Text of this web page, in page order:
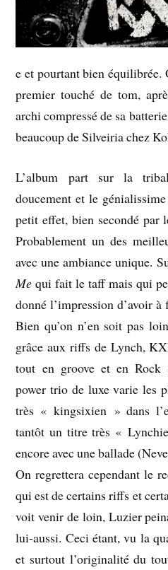
e et pourtant bien
premier touché de tom,
archi compressé de sa
beaucoup de Silveiria chez
L’album part sur la
doucement et le
petit effet, bien secondé par
Probablement un des
avec une ambiance unique.
Me qui fait le taff mais qui
donné l’impression d’avoir
Bien qu’on n’en soit pas
grâce aux riffs de Lynch,
tout en groove et en Rock
power trio de luxe varie les
très « kingsixien » dans
tantôt un titre très «
encore avec une ballade
On regrettera cependant le
qui est de certains riffs et
voit venir de loin, Luzier
lui-aussi. Ceci étant, vu la
et surtout l’originalité du